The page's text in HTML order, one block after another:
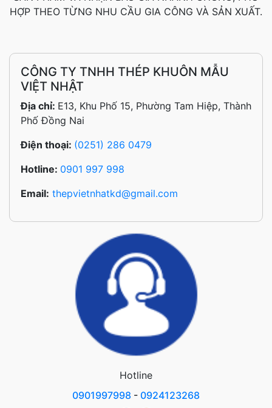
HỢP THEO TỪNG NHU CẦU GIA CÔNG VÀ SẢN XUẤT.
CÔNG TY TNHH THÉP KHUÔN MẪU
VIỆT NHẬT
Địa chỉ: E13, Khu Phố 15, Phường Tam Hiệp, Thành
Phố Đồng Nai
Điện thoại: (0251) 286 0479
Hotline: 0901 997 998
Email: thepvietnhatkd@gmail.com
Hotline
0901997998 - 0924123268